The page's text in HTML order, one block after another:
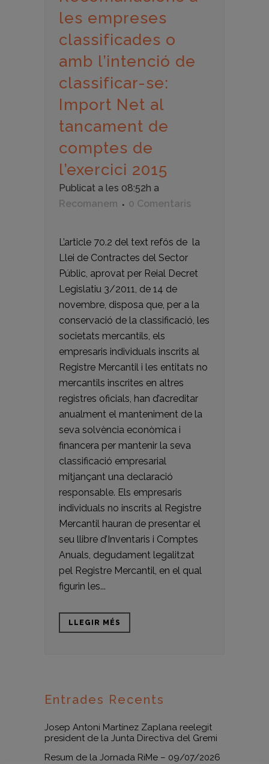
les empreses
classificades o
amb l’intenció de
classificar-se:
Import Net al
tancament de
comptes de
l’exercici 2015
Publicat a les 08:52h a
Recomanem
0 Comentaris
L’article 70.2 del text refós de la
Llei de Contractes del Sector
Públic, aprovat per Reial Decret
Legislatiu 3/2011, de 14 de
novembre, disposa que, per a la
conservació de la classificació, les
societats mercantils, els
empresaris individuals inscrits al
Registre Mercantil i les entitats no
mercantils inscrites en altres
registres oficials, han d’acreditar
anualment el manteniment de la
seva solvència econòmica i
financera per mantenir la seva
classificació empresarial
mitjançant una declaració
responsable. Els empresaris
individuals no inscrits al Registre
Mercantil hauran de presentar el
seu llibre d’Inventaris i Comptes
Anuals, degudament legalitzat
pel Registre Mercantil, en el qual
figurin les...
LLEGIR MÉS
Entrades Recents
Josep Antoni Martínez Zaplana reelegit
president de la Junta Directiva del Gremi
Resum de la Jornada RiMe – 09/07/2026